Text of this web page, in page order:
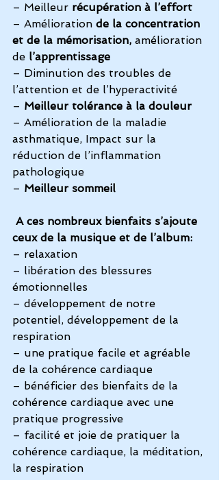
– Meilleur récupération à l’effort
– Amélioration de la concentration
et de la mémorisation, amélioration
de l’apprentissage
– Diminution des troubles de
l’attention et de l’hyperactivité
– Meilleur tolérance à la douleur
– Amélioration de la maladie
asthmatique, Impact sur la
réduction de l’inflammation
pathologique
– Meilleur sommeil
A ces nombreux bienfaits s’ajoute
ceux de la musique et de l’album:
– relaxation
– libération des blessures
émotionnelles
– développement de notre
potentiel, développement de la
respiration
– une pratique facile et agréable
de la cohérence cardiaque
– bénéficier des bienfaits de la
cohérence cardiaque avec une
pratique progressive
– facilité et joie de pratiquer la
cohérence cardiaque, la méditation,
la respiration